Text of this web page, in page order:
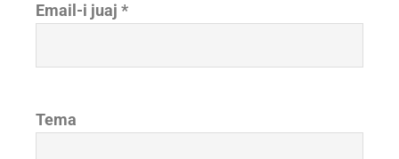
Email-i juaj *
Tema